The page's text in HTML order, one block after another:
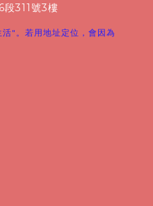
段311號3樓
"。若用地址定位，會因為